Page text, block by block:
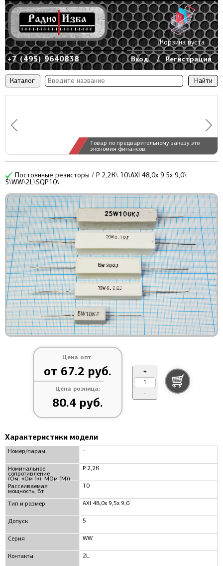
Каталог
Товар по предварительному заказу это
экономия финансов.
+7 (495) 9640838 Вход / Регистрация
Корзина пуста
Постоянные резисторы / Р 2,2К\ 10\AXI 48,0x 9,5x 9,0\
5\WW\2L\SQP10\
Цена опт:
от 67.2 руб.
Цена розница:
80.4 руб.
+
-
Характеристики модели
Номер/парам.
Номинальное
сопротивление
(Ом, кОм (к), МОм (М))
Рассеиваемая
мощность, Вт
Тип и размер
Допуск
Серия
Контакты
-
Р 2,2К
10
AXI 48,0x 9,5x 9,0
5
WW
2L